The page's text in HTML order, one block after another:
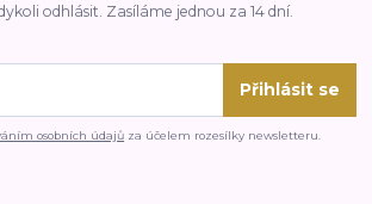
odhlásit. Zasíláme jednou za 14 dní.
Přihlásit se
osobních údajů za účelem rozesílky newsletteru.